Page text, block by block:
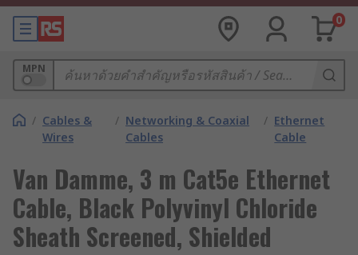
0
MPN
/ Cables &
Wires
/ Networking & Coaxial
Cables
/ Ethernet
Cable
Van Damme, 3 m Cat5e Ethernet
Cable, Black Polyvinyl Chloride
Sheath Screened, Shielded